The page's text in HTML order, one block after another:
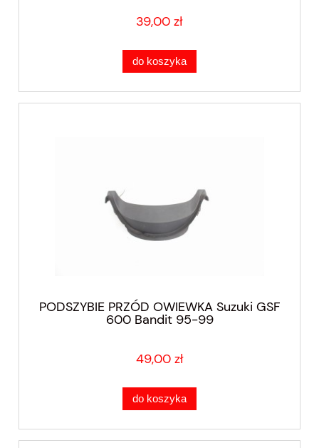
39,00 zł
do koszyka
PODSZYBIE PRZÓD OWIEWKA Suzuki GSF
600 Bandit 95-99
49,00 zł
do koszyka